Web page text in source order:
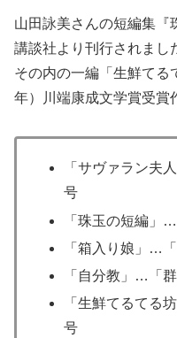
山田詠美さんの短編集『
講談社より刊行されまし
その内の一編「生鮮てる
年）川端康成文学賞受賞
「サヴァラン夫
号
「珠玉の短編」
「箱入り娘」…
「自分教」…「
「生鮮てるてる
号